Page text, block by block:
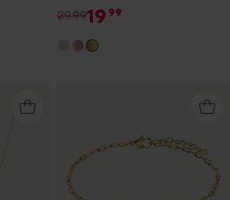
kristal
29.9919 99